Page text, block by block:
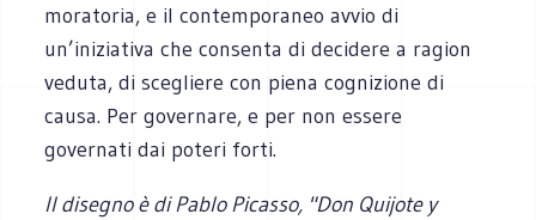
moratoria, e il contemporaneo avvio di
un’iniziativa che consenta di decidere a ragion
veduta, di scegliere con piena cognizione di
causa. Per governare, e per non essere
governati dai poteri forti.
Il disegno è di Pablo Picasso, "Don Quijote y